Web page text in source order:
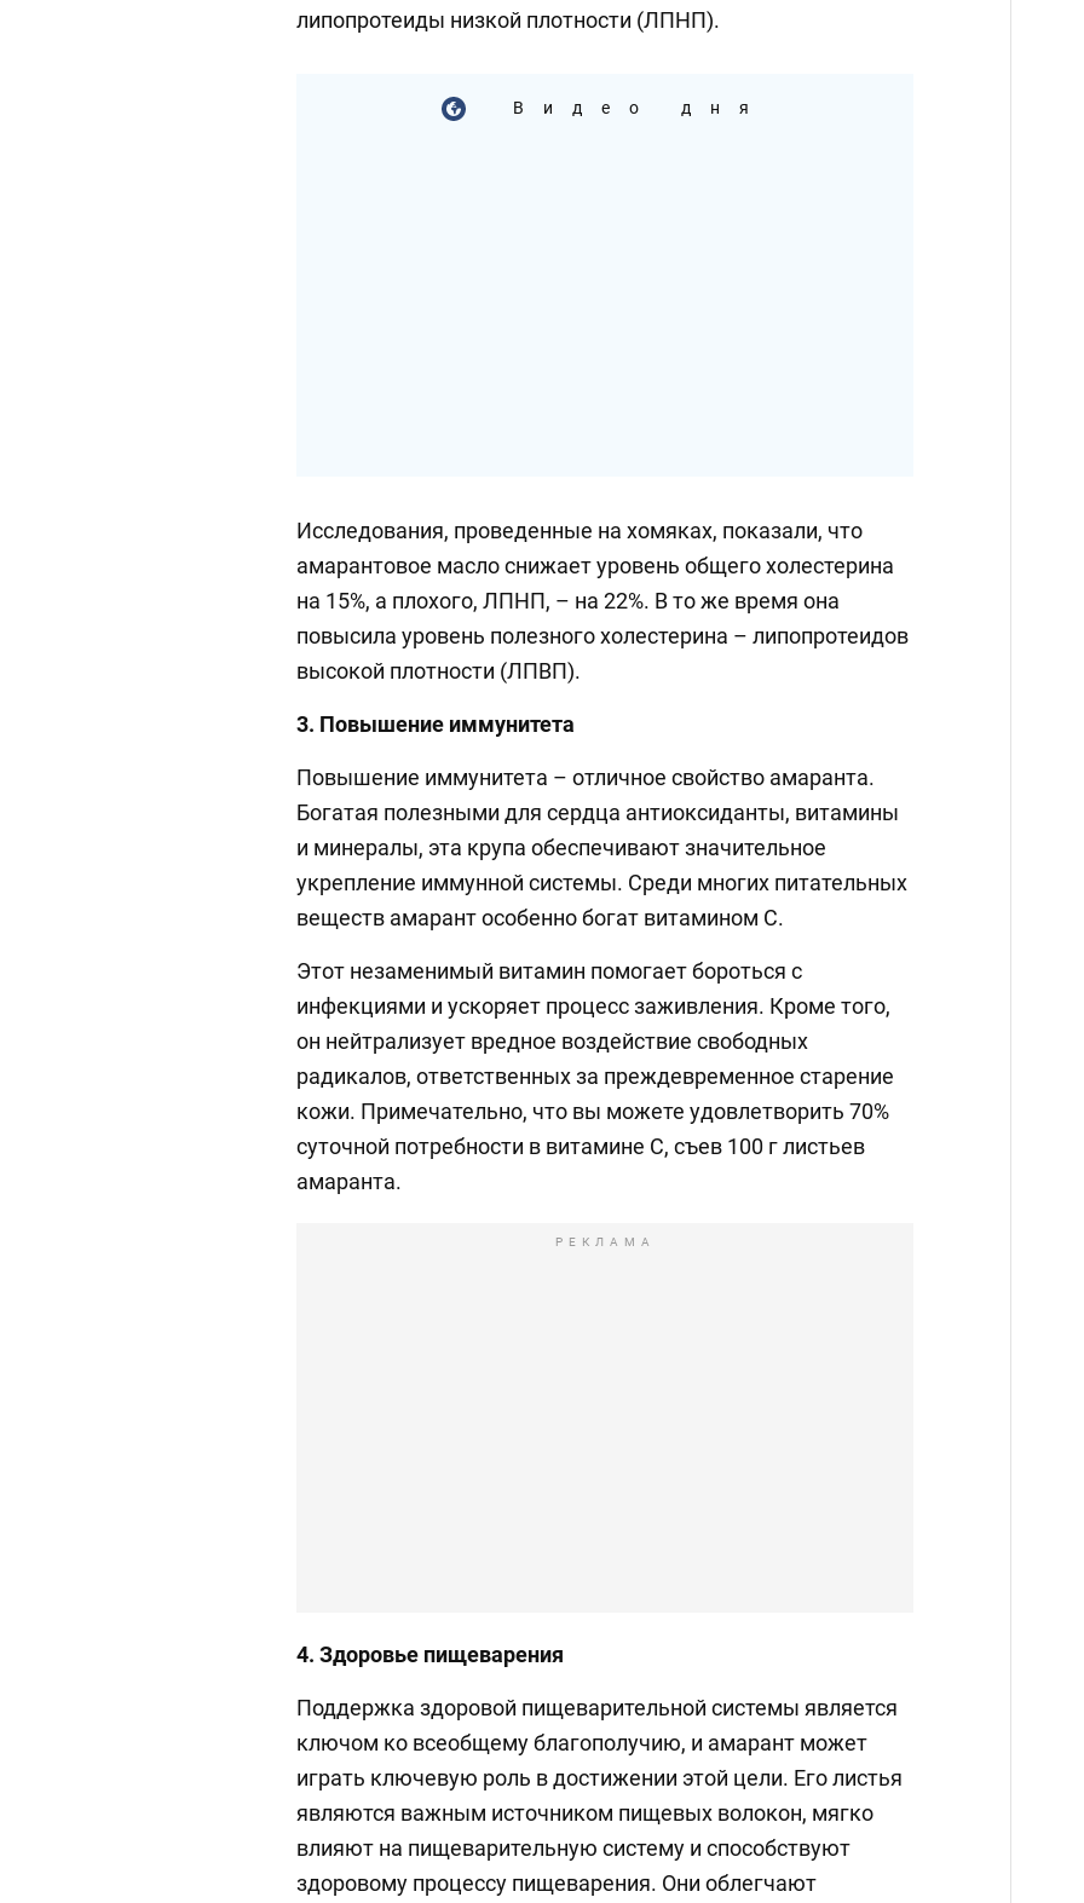
липопротеиды низкой плотности (ЛПНП).
Видео дня
Исследования, проведенные на хомяках, показали, что
амарантовое масло снижает уровень общего холестерина
на 15%, а плохого, ЛПНП, – на 22%. В то же время она
повысила уровень полезного холестерина – липопротеидов
высокой плотности (ЛПВП).
3. Повышение иммунитета
Повышение иммунитета – отличное свойство амаранта.
Богатая полезными для сердца антиоксиданты, витамины
и минералы, эта крупа обеспечивают значительное
укрепление иммунной системы. Среди многих питательных
веществ амарант особенно богат витамином С.
Этот незаменимый витамин помогает бороться с
инфекциями и ускоряет процесс заживления. Кроме того,
он нейтрализует вредное воздействие свободных
радикалов, ответственных за преждевременное старение
кожи. Примечательно, что вы можете удовлетворить 70%
суточной потребности в витамине С, съев 100 г листьев
амаранта.
РЕКЛАМА
4. Здоровье пищеварения
Поддержка здоровой пищеварительной системы является
ключом ко всеобщему благополучию, и амарант может
играть ключевую роль в достижении этой цели. Его листья
являются важным источником пищевых волокон, мягко
влияют на пищеварительную систему и способствуют
здоровому процессу пищеварения. Они облегчают